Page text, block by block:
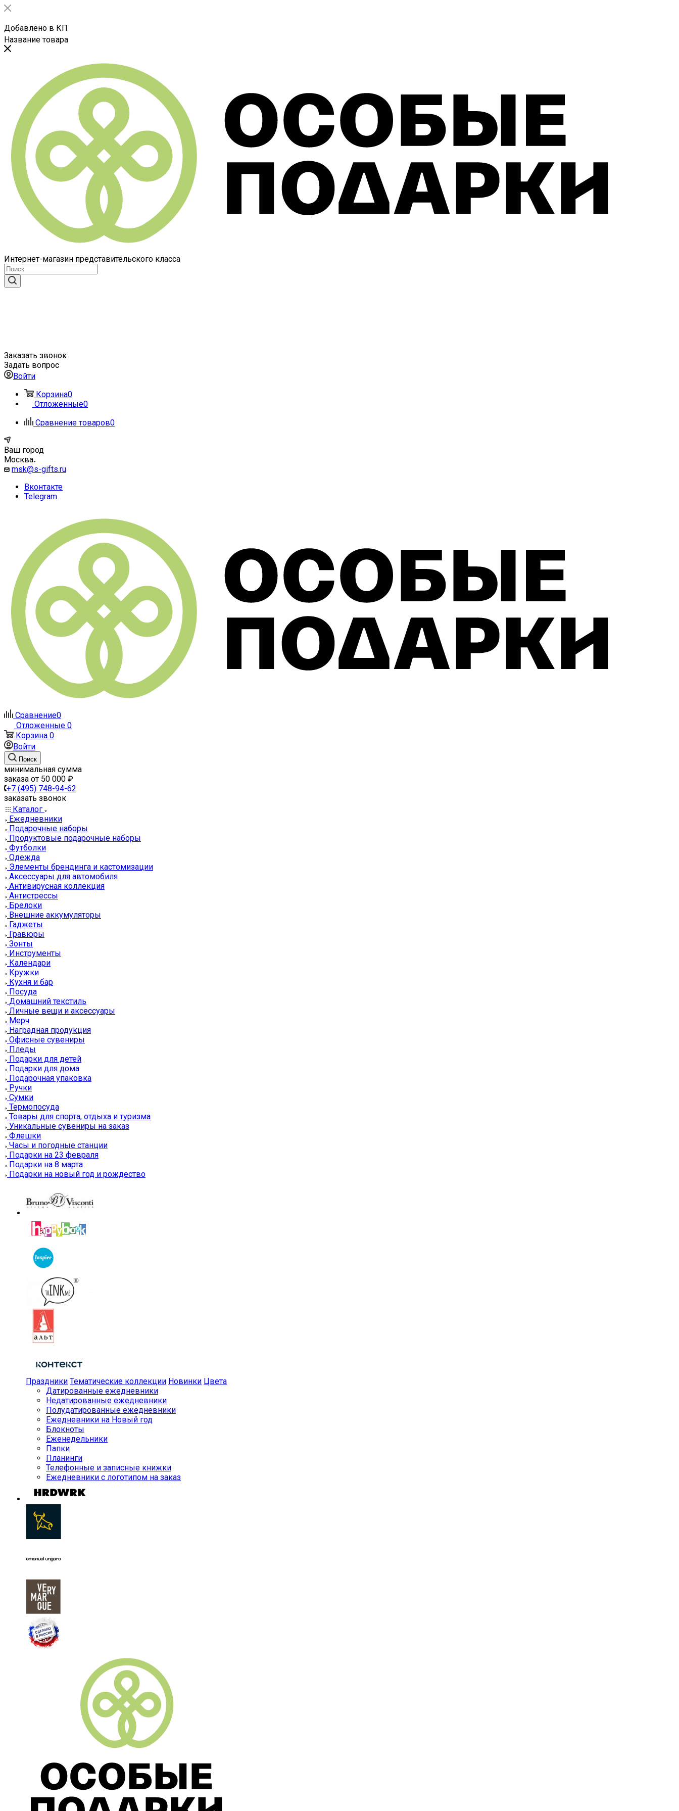
Добавлено в КП
Название товара
Интернет-магазин представительского класса
Заказать звонок
Задать вопрос
Войти
Корзина0
Отложенные0
Сравнение товаров0
Ваш город
Москва
msk@s-gifts.ru
Вконтакте
Telegram
Сравнение0
Отложенные 0
Корзина 0
Войти
Поиск
минимальная сумма
заказа от 50 000 ₽
+7 (495) 748-94-62
заказать звонок
Каталог
Ежедневники
Подарочные наборы
Продуктовые подарочные наборы
Футболки
Одежда
Элементы брендинга и кастомизации
Аксессуары для автомобиля
Антивирусная коллекция
Антистрессы
Брелоки
Внешние аккумуляторы
Гаджеты
Гравюры
Зонты
Инструменты
Календари
Кружки
Кухня и бар
Посуда
Домашний текстиль
Личные вещи и аксессуары
Мерч
Наградная продукция
Офисные сувениры
Пледы
Подарки для детей
Подарки для дома
Подарочная упаковка
Ручки
Сумки
Термопосуда
Товары для спорта, отдыха и туризма
Уникальные сувениры на заказ
Флешки
Часы и погодные станции
Подарки на 23 февраля
Подарки на 8 марта
Подарки на новый год и рождество
Праздники Тематические коллекции Новинки Цвета
Датированные ежедневники
Недатированные ежедневники
Полудатированные ежедневники
Ежедневники на Новый год
Блокноты
Еженедельники
Папки
Планинги
Телефонные и записные книжки
Ежедневники с логотипом на заказ